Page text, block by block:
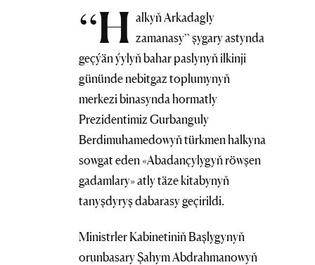
“H alkyň Arkadagly
zamanasy” şygary astynda
geçýän ýylyň bahar paslynyň ilkinji
gününde nebitgaz toplumynyň
merkezi binasynda hormatly
Prezidentimiz Gurbanguly
Berdimuhamedowyň türkmen halkyna
sowgat eden «Abadançylygyň röwşen
gadamlary» atly täze kitabynyň
tanyşdyryş dabarasy geçirildi.
Ministrler Kabinetiniň Başlygynyň
orunbasary Şahym Abdrahmanowyň